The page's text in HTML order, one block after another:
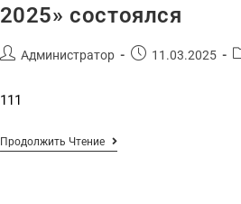
2025» состоялся
Администратор 11.03.2025
111
Продолжить Чтение